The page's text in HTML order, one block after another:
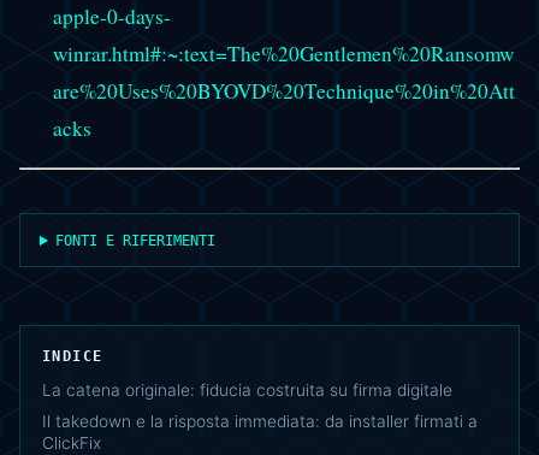
apple-0-days-
winrar.html#:~:text=The%20Gentlemen%20Ransomw
are%20Uses%20BYOVD%20Technique%20in%20Att
acks
FONTI E RIFERIMENTI
INDICE
La catena originale: fiducia costruita su firma digitale
Il takedown e la risposta immediata: da installer firmati a
ClickFix